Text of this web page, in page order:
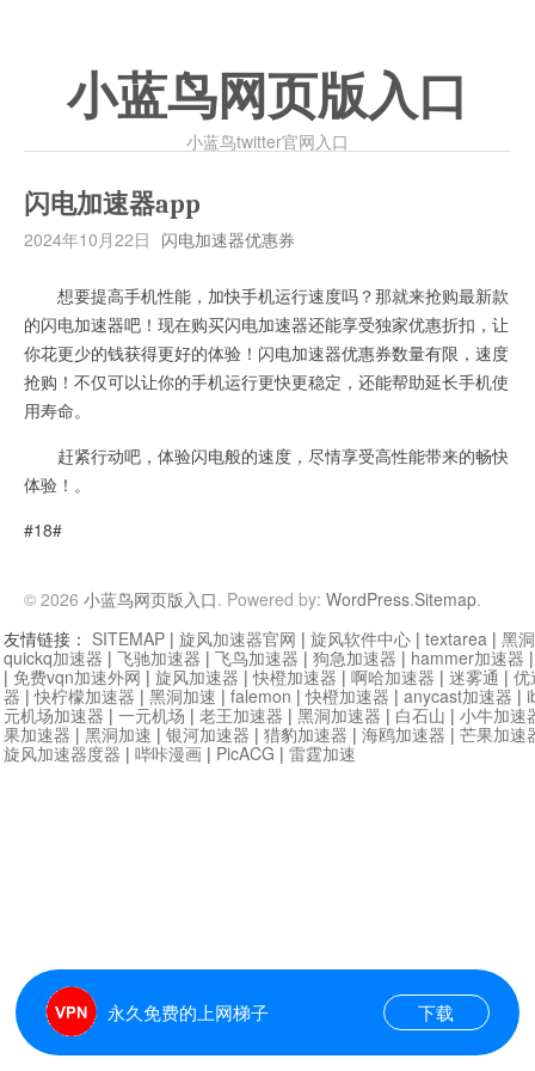
小蓝鸟网页版入口
小蓝鸟twitter官网入口
闪电加速器app
2024年10月22日 闪电加速器优惠券
想要提高手机性能，加快手机运行速度吗？那就来抢购最新款
的闪电加速器吧！现在购买闪电加速器还能享受独家优惠折扣，让
你花更少的钱获得更好的体验！闪电加速器优惠券数量有限，速度
抢购！不仅可以让你的手机运行更快更稳定，还能帮助延长手机使
用寿命。
赶紧行动吧，体验闪电般的速度，尽情享受高性能带来的畅快
体验！。
#18#
© 2026 小蓝鸟网页版入口. Powered by: WordPress.Sitemap.
永久免费的上网梯子 下载
友情链接： SITEMAP | 旋风加速器官网 | 旋风软件中心 | textarea | 黑
quickq加速器 | 飞驰加速器 | 飞鸟加速器 | 狗急加速器 | hammer加速器
| 免费vqn加速外网 | 旋风加速器 |快橙加速器 | 啊哈加速器 | 迷雾通 | 优
器 |快柠檬加速器 | 黑洞加速 | falemon |快橙加速器 | anycast加速器 |
元机场加速器 | 一元机场 | 老王加速器 | 黑洞加速器 | 白石山 | 小牛加速
果加速器 | 黑洞加速 | 银河加速器 | 猎豹加速器 | 海鸥加速器 | 芒果加速
旋风加速器度器 | 哔咔漫画 | PicACG | 雷霆加速